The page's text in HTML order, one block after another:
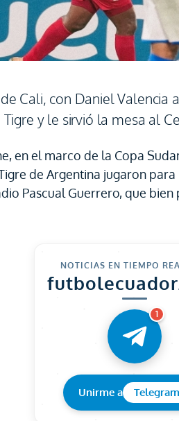
Cali, con Daniel Valencia
Tigre y le sirvió la mesa al
en el marco de la Copa
de Argentina jugaron
Pascual Guerrero, que
NOTICIAS EN TIEMPO
1
Unirme a Telegram